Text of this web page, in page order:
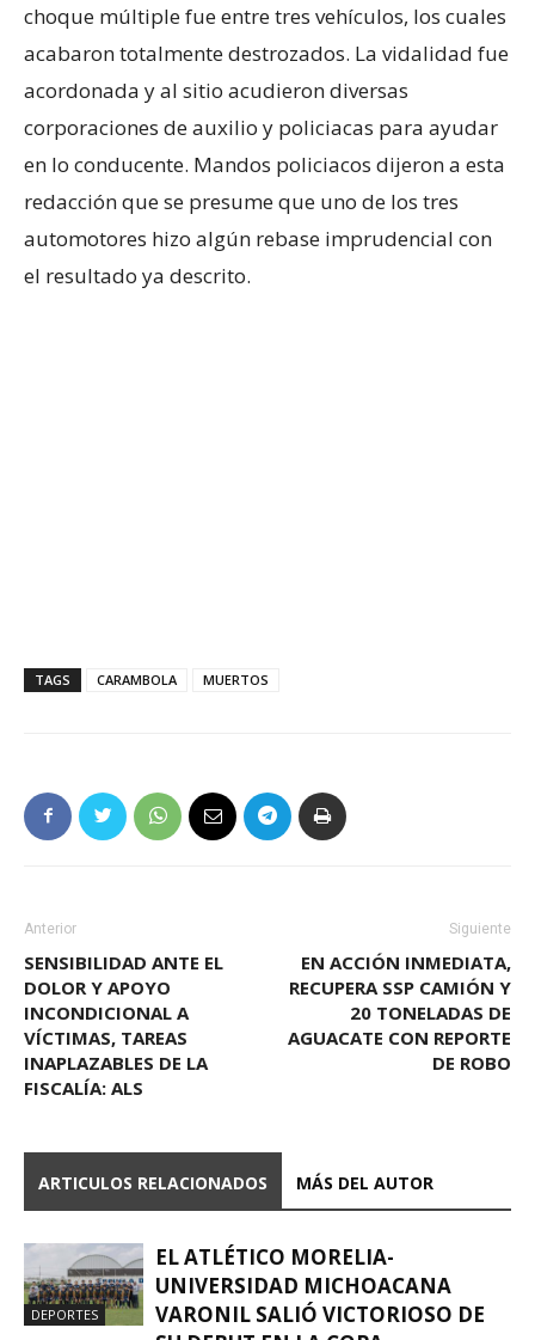
choque múltiple fue entre tres vehículos, los cuales
acabaron totalmente destrozados. La vidalidad fue
acordonada y al sitio acudieron diversas
corporaciones de auxilio y policiacas para ayudar
en lo conducente. Mandos policiacos dijeron a esta
redacción que se presume que uno de los tres
automotores hizo algún rebase imprudencial con
el resultado ya descrito.
TAGS CARAMBOLA MUERTOS
Anterior
SENSIBILIDAD ANTE EL
DOLOR Y APOYO
INCONDICIONAL A
VÍCTIMAS, TAREAS
INAPLAZABLES DE LA
FISCALÍA: ALS
Siguiente
EN ACCIÓN INMEDIATA,
RECUPERA SSP CAMIÓN Y
20 TONELADAS DE
AGUACATE CON REPORTE
DE ROBO
ARTICULOS RELACIONADOS MÁS DEL AUTOR
DEPORTES
EL ATLÉTICO MORELIA-
UNIVERSIDAD MICHOACANA
VARONIL SALIÓ VICTORIOSO DE